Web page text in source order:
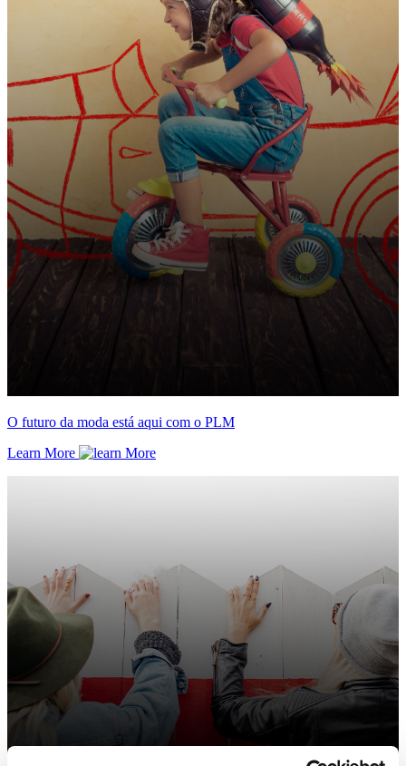
O futuro da moda está aqui com o PLM
Learn More